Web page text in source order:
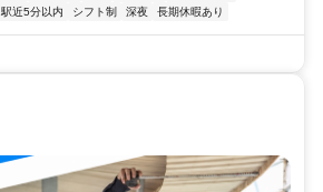
駅近5分以内 シフト制 深夜 長期休暇あり